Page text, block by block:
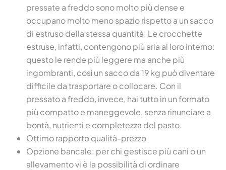
pressate a freddo sono molto più dense e
occupano molto meno spazio rispetto a un sacco
di estruso della stessa quantità. Le crocchette
estruse, infatti, contengono più aria al loro interno:
questo le rende più leggere ma anche più
ingombranti, così un sacco da 19 kg può diventare
difficile da trasportare o collocare. Con il
pressato a freddo, invece, hai tutto in un formato
più compatto e maneggevole, senza rinunciare a
bontà, nutrienti e completezza del pasto.
Ottimo rapporto qualità-prezzo
Opzione bancale: per chi gestisce più cani o un
allevamento vi è la possibilità di ordinare